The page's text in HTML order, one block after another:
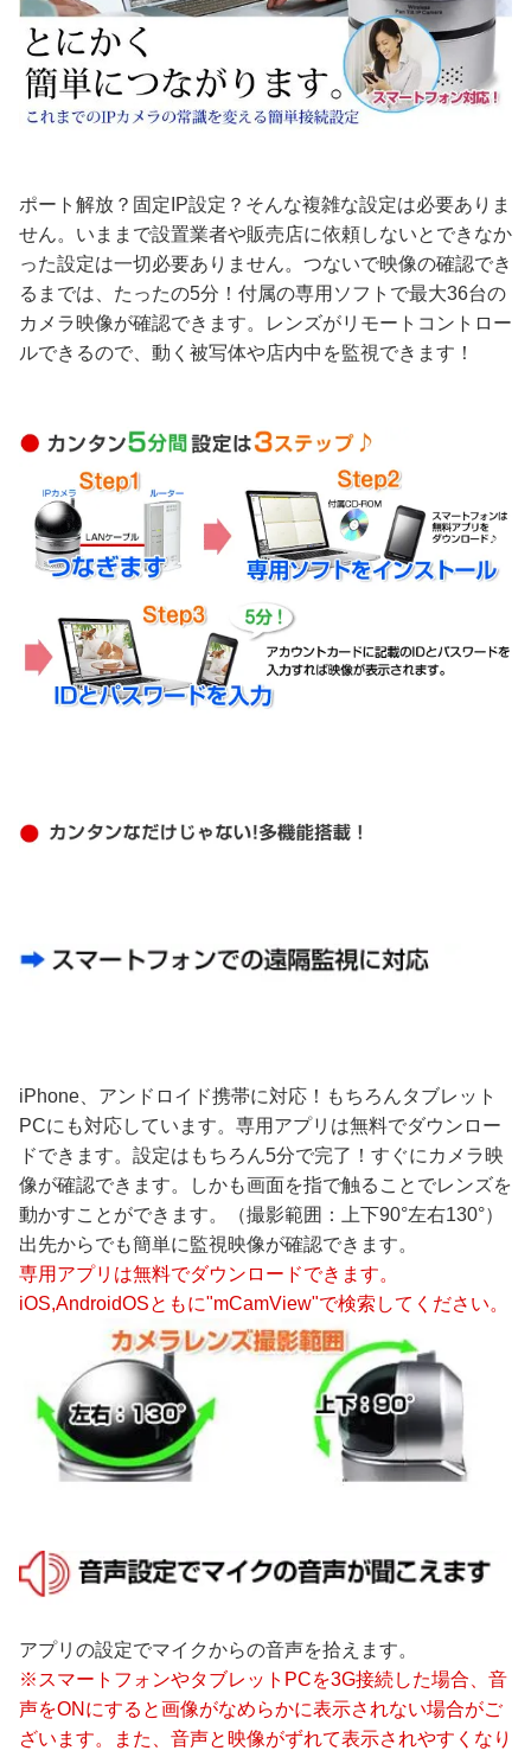
ポート解放？固定IP設定？そんな複雑な設定は必要ありま
せん。いままで設置業者や販売店に依頼しないとできなか
った設定は一切必要ありません。つないで映像の確認でき
るまでは、たったの5分！付属の専用ソフトで最大36台の
カメラ映像が確認できます。レンズがリモートコントロー
ルできるので、動く被写体や店内中を監視できます！
iPhone、アンドロイド携帯に対応！もちろんタブレット
PCにも対応しています。専用アプリは無料でダウンロー
ドできます。設定はもちろん5分で完了！すぐにカメラ映
像が確認できます。しかも画面を指で触ることでレンズを
動かすことができます。（撮影範囲：上下90°左右130°）
出先からでも簡単に監視映像が確認できます。
専用アプリは無料でダウンロードできます。
iOS,AndroidOSともに"mCamView"で検索してください。
アプリの設定でマイクからの音声を拾えます。
※スマートフォンやタブレットPCを3G接続した場合、音
声をONにすると画像がなめらかに表示されない場合がご
ざいます。また、音声と映像がずれて表示されやすくなり